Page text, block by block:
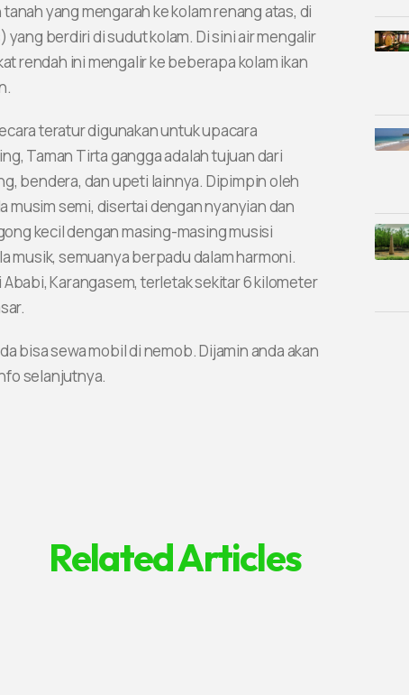
yang mengarah ke kolam renang atas, di
berdiri di sudut kolam. Di sini air mengalir
rendah ini mengalir ke beberapa kolam ikan
teratur digunakan untuk upacara
Taman Tirta gangga adalah tujuan dari
bendera, dan upeti lainnya. Dipimpin oleh
musim semi, disertai dengan nyanyian dan
kecil dengan masing-masing musisi
musik, semuanya berpadu dalam harmoni.
Karangasem, terletak sekitar 6 kilometer
bisa sewa mobil di nemob. Dijamin anda akan
selanjutnya.
Related Articles